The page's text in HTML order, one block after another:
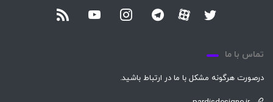
تماس با ما
درصورت هرگونه مشکل با ما در ارتباط باشید.